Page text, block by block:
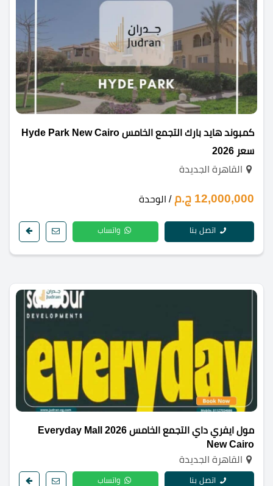
كمبوند هايد بارك التجمع الخامس Hyde Park New Cairo
سعر 2026
القاهرة الجديدة
12,000,000 ج.م / الوحدة
اتصل بنا واتساب
مول ايفري داي التجمع الخامس 2026 Everyday Mall
New Cairo
القاهرة الجديدة
اتصل بنا واتساب